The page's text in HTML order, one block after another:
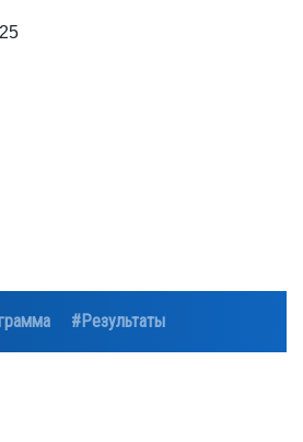
#Результаты